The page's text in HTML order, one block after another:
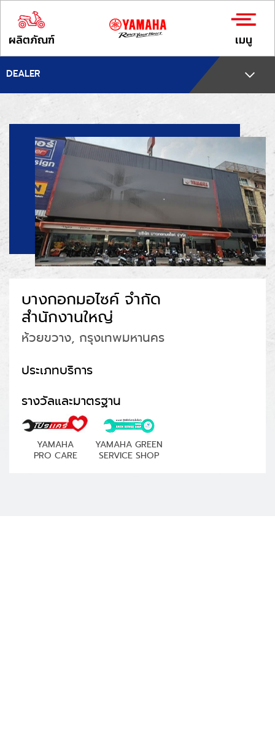
ผลิตภัณฑ์ เมนู
DEALER
บางกอกมอไซค์ จำกัด
สำนักงานใหญ่
ห้วยขวาง, กรุงเทพมหานคร
ประเภทบริการ
รางวัลและมาตรฐาน
YAMAHA
PRO CARE
YAMAHA GREEN
SERVICE SHOP